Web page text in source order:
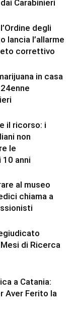
Carabinieri
degli
lancia l’allarme
correttivo
in casa
il ricorso: i
non
le
anni
al museo
chiama a
di Ricerca
a Catania:
Aver Ferito la